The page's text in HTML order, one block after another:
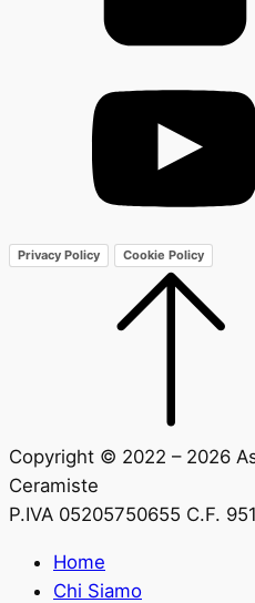
Privacy Policy Cookie Policy
Copyright © 2022 – 2026
Ceramiste
P.IVA 05205750655 C.F.
Home
Chi Siamo